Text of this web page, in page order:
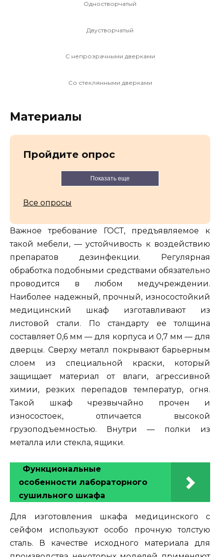
Одностворчатый
Двустворчатый
С непрозрачными дверками
Со стеклянными дверками
Материалы
Пройдите опрос
Показать еще
Все опросы
Важное требование ГОСТ, предъявляемое к
такой мебели, — устойчивость к воздействию
препаратов дезинфекции. Регулярная
обработка подобными средствами обязательно
проводится в любом медучреждении.
Наиболее надежный, прочный, износостойкий
медицинский шкаф изготавливают из
листовой стали. По стандарту ее толщина
составляет 0,6 мм — для корпуса и 0,7 мм — для
дверцы. Сверху металл покрывают барьерным
слоем из специальной краски, который
защищает материал от влаги, агрессивной
химии, резких перепадов температур, огня.
Такой шкаф чрезвычайно прочен и
износостоек, отличается высокой
грузоподъемностью. Внутри — полки из
металла или стекла, ящики.
Функциональные
особенности лабораторного
сушильного шкафа
Для изготовления шкафа медицинского с
сейфом используют особо прочную толстую
сталь. В качестве исходного материала для